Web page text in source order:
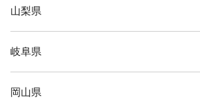
山梨県
岐阜県
岡山県